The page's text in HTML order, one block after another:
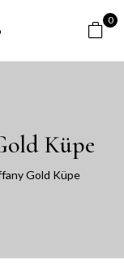
0
Küpe
Gold Küpe